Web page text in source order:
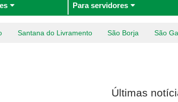
Para servidores
Santana do Livramento São Borja São
Últimas